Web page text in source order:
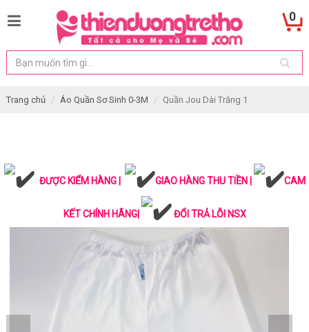
0
Trang chủ Áo Quần Sơ Sinh 0-3M Quần Jou Dài Trắng 1
ĐƯỢC KIỂM HÀNG | GIAO HÀNG THU TIỀN | CAM
KẾT CHÍNH HÃNG| ĐỔI TRẢ LỖI NSX